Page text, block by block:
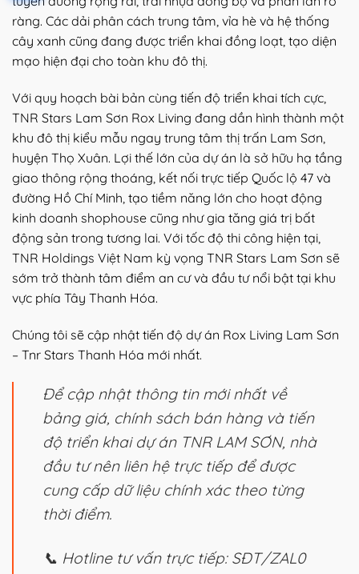
ràng. Các dải phân cách trung tâm, vỉa hè và hệ thống
cây xanh cũng đang được triển khai đồng loạt, tạo diện
mạo hiện đại cho toàn khu đô thị.
Với quy hoạch bài bản cùng tiến độ triển khai tích cực,
TNR Stars Lam Sơn Rox Living đang dần hình thành một
khu đô thị kiểu mẫu ngay trung tâm thị trấn Lam Sơn,
huyện Thọ Xuân. Lợi thế lớn của dự án là sở hữu hạ tầng
giao thông rộng thoáng, kết nối trực tiếp Quốc lộ 47 và
đường Hồ Chí Minh, tạo tiềm năng lớn cho hoạt động
kinh doanh shophouse cũng như gia tăng giá trị bất
động sản trong tương lai. Với tốc độ thi công hiện tại,
TNR Holdings Việt Nam kỳ vọng TNR Stars Lam Sơn sẽ
sớm trở thành tâm điểm an cư và đầu tư nổi bật tại khu
vực phía Tây Thanh Hóa.
Chúng tôi sẽ cập nhật tiến độ dự án Rox Living Lam Sơn
– Tnr Stars Thanh Hóa mới nhất.
Để cập nhật thông tin mới nhất về
bảng giá, chính sách bán hàng và tiến
độ triển khai dự án TNR LAM SƠN, nhà
đầu tư nên liên hệ trực tiếp để được
cung cấp dữ liệu chính xác theo từng
thời điểm.
📞 Hotline tư vấn trực tiếp: SĐT/ZAL0